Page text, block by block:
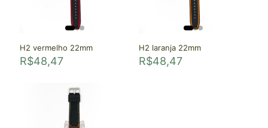
H2 vermelho 22mm
R$48,47
H2 laranja 22mm
R$48,47